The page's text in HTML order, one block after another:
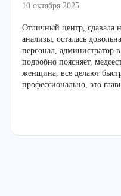
10 октября 2025
Отличный центр, сдавала
анализы, осталась
персонал, администратор в
подробно поясняет,
женщина, все делают
профессионально, это